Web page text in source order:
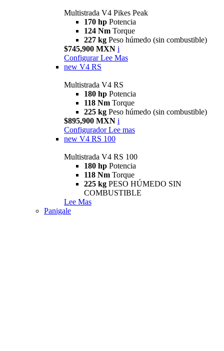
Multistrada V4 Pikes Peak
170 hp Potencia
124 Nm Torque
227 kg Peso húmedo (sin combustible)
$745,900 MXN i
Configurar Lee Mas
new V4 RS
Multistrada V4 RS
180 hp Potencia
118 Nm Torque
225 kg Peso húmedo (sin combustible)
$895,900 MXN i
Configurador Lee mas
new V4 RS 100
Multistrada V4 RS 100
180 hp Potencia
118 Nm Torque
225 kg PESO HÚMEDO SIN
COMBUSTIBLE
Lee Mas
Panigale